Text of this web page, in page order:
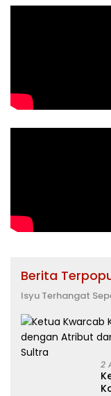
Berita
Isyu Terhangat
2